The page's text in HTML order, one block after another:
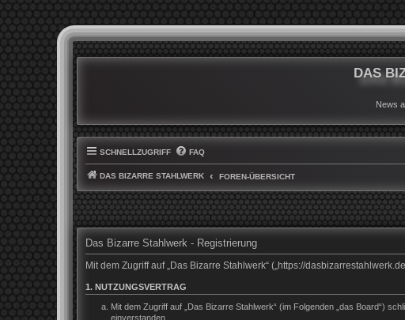
DAS
News
SCHNELLZUGRIFF FAQ
DAS BIZARRE STAHLWERK FOREN-ÜBERSICHT
Das Bizarre Stahlwerk - Registrierung
Mit dem Zugriff auf „Das Bizarre Stahlwerk“ („https://
1. NUTZUNGSVERTRAG
Mit dem Zugriff auf „Das Bizarre Stahlwerk“ (im Folgenden „das Board“)
einverstanden.